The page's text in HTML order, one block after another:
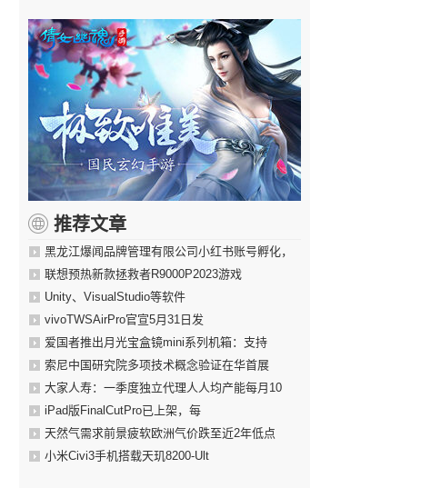
推荐文章
黑龙江爆闻品牌管理有限公司小红书账号孵化，
联想预热新款拯救者R9000P2023游戏
Unity、VisualStudio等软件
vivoTWSAirPro官宣5月31日发
爱国者推出月光宝盒镜mini系列机箱：支持
索尼中国研究院多项技术概念验证在华首展
大家人寿：一季度独立代理人人均产能每月10
iPad版FinalCutPro已上架，每
天然气需求前景疲软欧洲气价跌至近2年低点
小米Civi3手机搭载天玑8200-Ult